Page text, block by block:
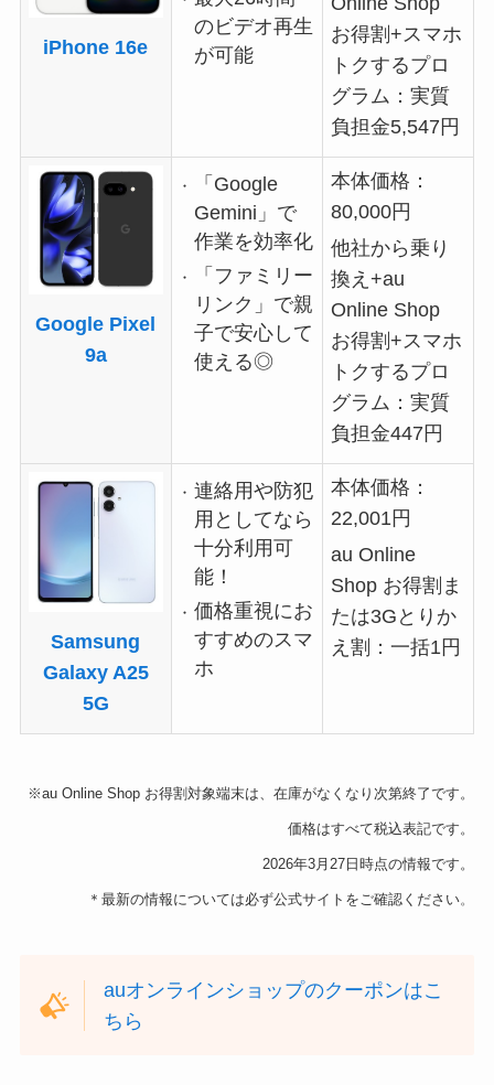
iPhone 16e
のビデオ再生
が可能
お得割+スマホ
トクするプロ
グラム：実質
負担金5,547円
Google Pixel
9a
「Google
Gemini」で
作業を効率化
「ファミリー
リンク」で親
子で安心して
使える◎
本体価格：
80,000円
他社から乗り
換え+au
Online Shop
お得割+スマホ
トクするプロ
グラム：実質
負担金447円
Samsung
Galaxy A25
5G
連絡用や防犯
用としてなら
十分利用可
能！
価格重視にお
すすめのスマ
ホ
本体価格：
22,001円
au Online
Shop お得割ま
たは3Gとりか
え割：一括1円
※au Online Shop お得割対象端末は、在庫がなくなり次第終了です。
価格はすべて税込表記です。
2026年3月27日 時点の情報です。
＊最新の情報については必ず公式サイトをご確認ください。
auオンラインショップのクーポンはこ
ちら